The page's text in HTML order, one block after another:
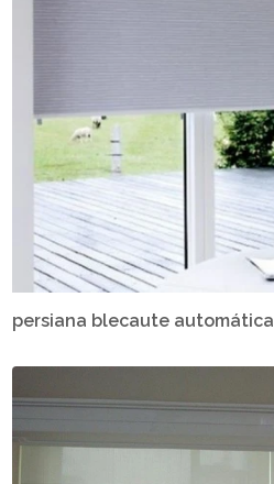
persiana blecaute automática